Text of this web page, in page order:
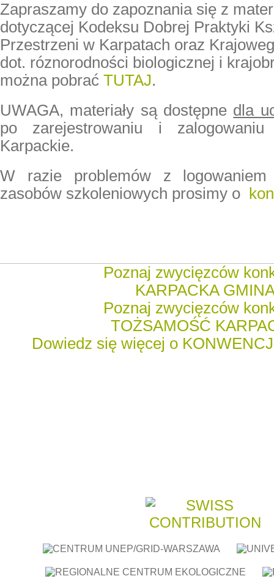
Zapraszamy do zapoznania się z
dotyczącej Kodeksu Dobrej Praktyki
Przestrzeni w Karpatach oraz
dot. róznorodności biologicznej i
można pobrać TUTAJ.
UWAGA, materiały są dostępne dla
po zarejestrowaniu i
Karpackie.
W razie problemów z
zasobów szkoleniowych prosimy o
Poznaj zwycięzców
KARPACKA
Poznaj zwycięzców
TOŻSAMOŚĆ
Dowiedz się więcej o